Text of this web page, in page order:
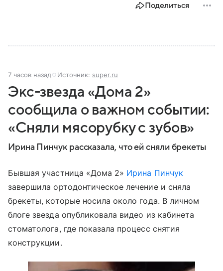
Поделиться
7 часов назад Источник: super.ru
Экс-звезда «Дома 2»
сообщила о важном событии:
«Сняли мясорубку с зубов»
Ирина Пинчук рассказала, что ей сняли брекеты
Бывшая участница «Дома 2» Ирина Пинчук
завершила ортодонтическое лечение и сняла
брекеты, которые носила около года. В личном
блоге звезда опубликовала видео из кабинета
стоматолога, где показала процесс снятия
конструкции.